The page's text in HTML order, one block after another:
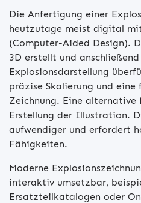
Die Anfertigung einer
heutzutage meist digital
(Computer-Aided Design).
3D erstellt und
Explosionsdarstellung
präzise Skalierung und eine
Zeichnung. Eine
Erstellung der Illustration.
aufwendiger und erfordert
Fähigkeiten.
Moderne
interaktiv umsetzbar,
Ersatzteilkatalogen oder